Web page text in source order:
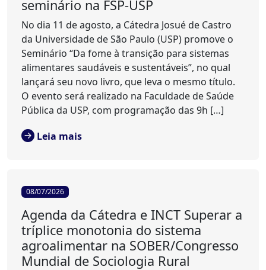
seminário na FSP-USP
No dia 11 de agosto, a Cátedra Josué de Castro
da Universidade de São Paulo (USP) promove o
Seminário “Da fome à transição para sistemas
alimentares saudáveis e sustentáveis”, no qual
lançará seu novo livro, que leva o mesmo título.
O evento será realizado na Faculdade de Saúde
Pública da USP, com programação das 9h […]
Leia mais
08/07/2026
Agenda da Cátedra e INCT Superar a
tríplice monotonia do sistema
agroalimentar na SOBER/Congresso
Mundial de Sociologia Rural